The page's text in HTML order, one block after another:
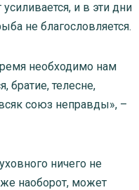
и в эти дни
не благословляется.
необходимо нам
братие, телесне,
союз неправды», –
ничего не
наоборот, может